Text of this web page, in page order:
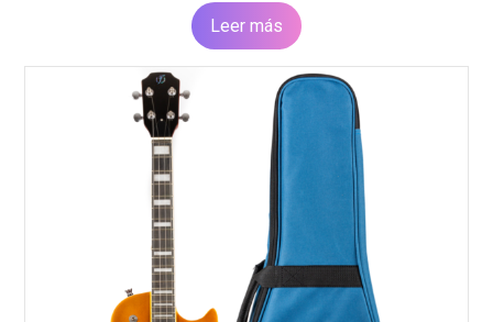
Leer más